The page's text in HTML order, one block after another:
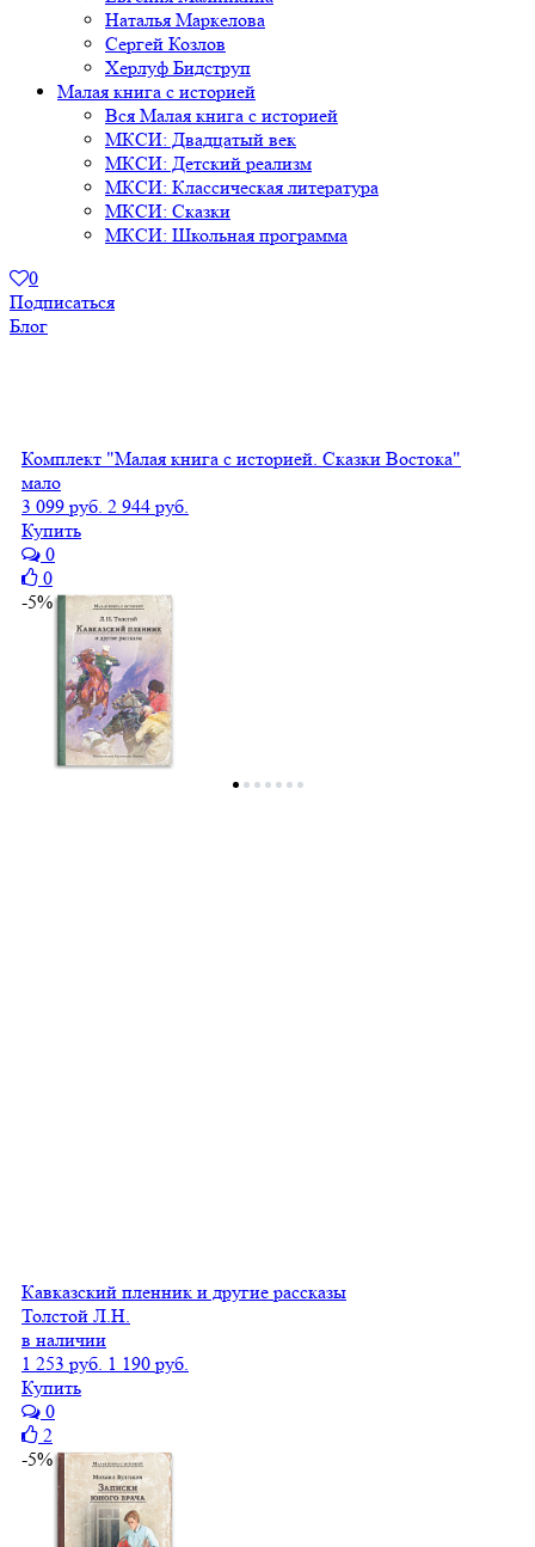
Наталья Маркелова
Сергей Козлов
Херлуф Бидструп
Малая книга с историей
Вся Малая книга с историей
МКСИ: Двадцатый век
МКСИ: Детский реализм
МКСИ: Классическая литература
МКСИ: Сказки
МКСИ: Школьная программа
0
Подписаться
Блог
Комплект "Малая книга с историей. Сказки Востока"
мало
3 099 руб. 2 944 руб.
Купить
0
0
-5%
Кавказский пленник и другие рассказы
Толстой Л.Н.
в наличии
1 253 руб. 1 190 руб.
Купить
0
2
-5%